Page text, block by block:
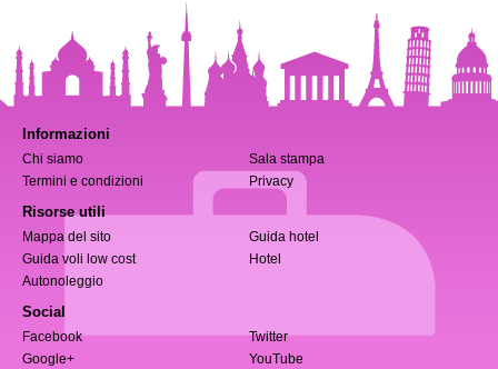
Informazioni
Chi siamo
Sala stampa
Termini e condizioni
Privacy
Risorse utili
Mappa del sito
Guida hotel
Guida voli low cost
Hotel
Autonoleggio
Social
Facebook
Twitter
Google+
YouTube